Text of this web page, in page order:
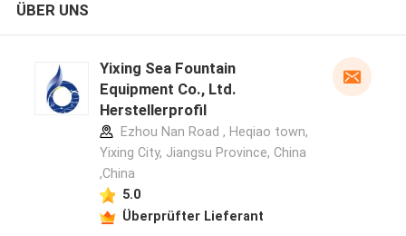
ÜBER UNS
Yixing Sea Fountain
Equipment Co., Ltd.
Herstellerprofil
Ezhou Nan Road , Heqiao town,
Yixing City, Jiangsu Province, China
,China
5.0
Überprüfter Lieferant